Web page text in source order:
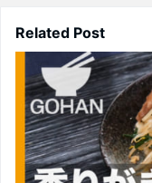
Related Post